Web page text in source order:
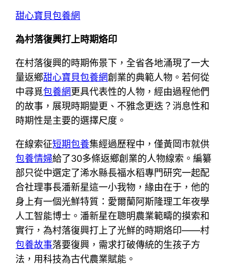
甜心寶貝包養網
為村落復興打上時期烙印
在村落復興的時期佈景下，全省各地涌現了一大
量返鄉甜心寶貝包養網創業的典範人物。若何從
中尋覓包養網更具代表性的人物，經由過程他們
的故事，展現時期變更、不雅念更迭？消息性和
時期性是主要的選擇尺度。
在線索征短期包養集經過歷程中，僅黃岡市就供
包養情婦給了30多條返鄉創業的人物線索。編纂
部只從中選定了浠水縣長福水稻專門研究一起配
合社理事長潘新星這一小我物，緣由在于，他的
身上有一個光鮮特質：愛爾蘭阿斯隆理工年夜學
人工智能博士。潘新星在聰明農業範疇的摸索和
實行，為村落復興打上了光鮮的時期烙印——村
包養故事落要復興，需求打破傳統的生孩子方
法，用科技為古代農業賦能。